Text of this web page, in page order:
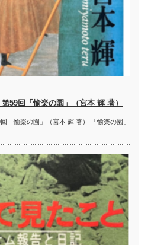
59回「愉楽の園」（宮本 輝 著）
「愉楽の園」（宮本 輝 著） 「愉楽の園」